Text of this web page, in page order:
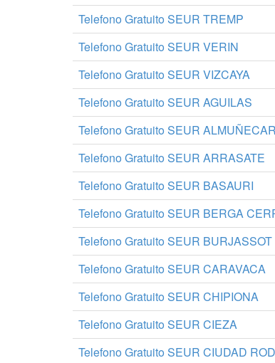
Telefono Gratuito SEUR TREMP
Telefono Gratuito SEUR VERIN
Telefono Gratuito SEUR VIZCAYA
Telefono Gratuito SEUR AGUILAS
Telefono Gratuito SEUR ALMUÑECAR
Telefono Gratuito SEUR ARRASATE
Telefono Gratuito SEUR BASAURI
Telefono Gratuito SEUR BERGA
Telefono Gratuito SEUR BURJASSOT
Telefono Gratuito SEUR CARAVACA
Telefono Gratuito SEUR CHIPIONA
Telefono Gratuito SEUR CIEZA
Telefono Gratuito SEUR CIUDAD